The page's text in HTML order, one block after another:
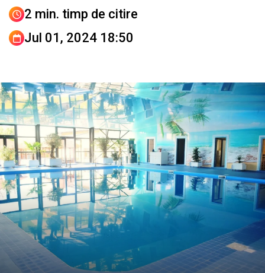
2 min. timp de citire
Jul 01, 2024 18:50